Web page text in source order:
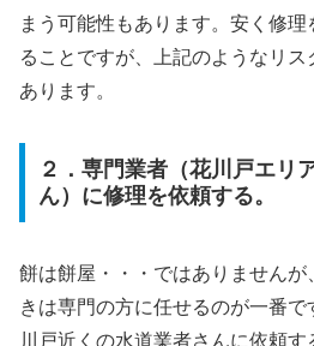
まう可能性もあります。安く修
ることですが、上記のようなリ
あります。
２．専門業者（花川戸エリ
ん）に修理を依頼する。
餅は餅屋・・・ではありませんが
きは専門の方に任せるのが一番
川戸近くの水道業者さんに依頼す